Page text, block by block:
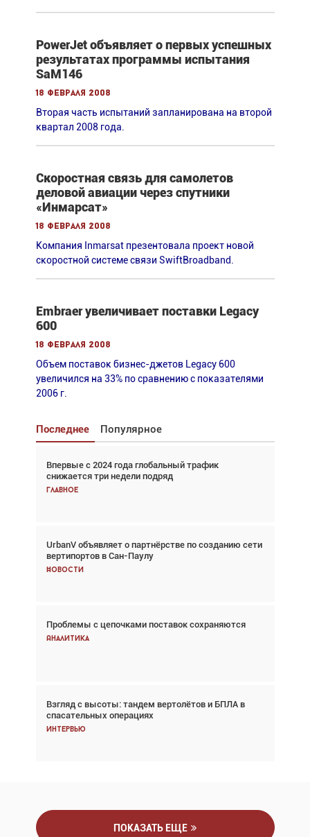
PowerJet объявляет о первых успешных
результатах программы испытания
SaM146
18 февраля 2008
Вторая часть испытаний запланирована на второй
квартал 2008 года.
Скоростная связь для самолетов
деловой авиации через спутники
«Инмарсат»
18 февраля 2008
Компания Inmarsat презентовала проект новой
скоростной системе связи SwiftBroadband.
Embraer увеличивает поставки Legacy
600
18 февраля 2008
Объем поставок бизнес-джетов Legacy 600
увеличился на 33% по сравнению с показателями
2006 г.
Последнее Популярное
Впервые с 2024 года глобальный трафик
снижается три недели подряд
Главное
UrbanV объявляет о партнёрстве по созданию сети
вертипортов в Сан-Паулу
Новости
Проблемы с цепочками поставок сохраняются
Аналитика
Взгляд с высоты: тандем вертолётов и БПЛА в
спасательных операциях
Интервью
Взгляд с высоты: тандем вертолётов и БПЛА в
спасательных операциях
Главное
Авиационный фотограф Дэйв Кох: «Фотография
говорит сама за себя... а ИИ всё портит»
Новости
Впервые с 2024 года глобальный трафик
снижается три недели подряд
Частный самолёт – это актив. Подходите к
покупке соответствующим образом
Интервью
ПОКАЗАТЬ ЕЩЕ